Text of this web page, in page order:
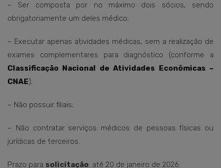
– Ser composta por no máximo dois sócios, sendo
obrigatoriamente um deles médico;
– Executar apenas atividades médicas, sem a realização de
exames complementares para diagnóstico (conforme a
Classificação Nacional de Atividades Econômicas –
CNAE);
– Não possuir filiais;
– Não contratar serviços médicos de pessoas físicas ou
jurídicas de terceiros.
Prazo para solicitação: até 20 de janeiro de 2026